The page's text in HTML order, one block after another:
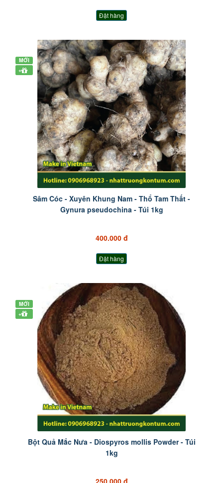
Đặt hàng
MỚI
+
Sâm Cóc - Xuyên Khung Nam - Thổ Tam Thất -
Gynura pseudochina - Túi 1kg
400.000 đ
Đặt hàng
MỚI
+
Bột Quả Mắc Nưa - Diospyros mollis Powder - Túi
1kg